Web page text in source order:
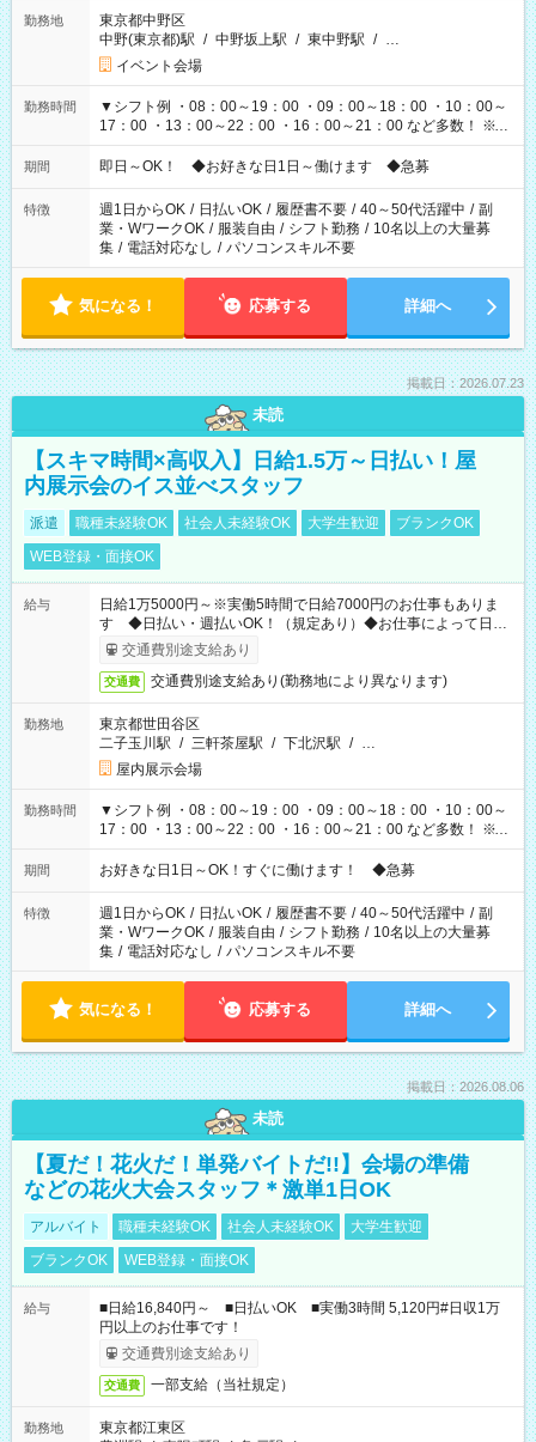
勤務地
東京都中野区
中野(東京都)駅 / 中野坂上駅 / 東中野駅 / …
イベント会場
勤務時間
▼シフト例 ・08：00～19：00 ・09：00～18：00 ・10：00～
17：00 ・13：00～22：00 ・16：00～21：00 など多数！ ※お
仕事により勤務時間が異なります
期間 即日～OK！ ◆お好きな日1日～働けます ◆急募
特徴 週1日からOK / 日払いOK / 履歴書不要 / 40～50代活躍中 / 副
業・WワークOK / 服装自由 / シフト勤務 / 10名以上の大量募
集 / 電話対応なし / パソコンスキル不要
気になる！ 応募する 詳細へ
掲載日：2026.07.23
未読
【スキマ時間×高収入】日給1.5万～日払い！屋
内展示会のイス並べスタッフ
派遣 職種未経験OK 社会人未経験OK 大学生歓迎
ブランクOK
WEB登録・面接OK
給与
日給1万5000円～※実働5時間で日給7000円のお仕事もありま
す ◆日払い・週払いOK！（規定あり）◆お仕事によって日給
も異なります
交通費別途支給あり
交通費 交通費別途支給あり(勤務地により異なります)
勤務地
東京都世田谷区
二子玉川駅 / 三軒茶屋駅 / 下北沢駅 / …
屋内展示会場
勤務時間
▼シフト例 ・08：00～19：00 ・09：00～18：00 ・10：00～
17：00 ・13：00～22：00 ・16：00～21：00 など多数！ ※お
仕事により勤務時間が異なります
期間 お好きな日1日～OK！すぐに働けます！ ◆急募
特徴 週1日からOK / 日払いOK / 履歴書不要 / 40～50代活躍中 / 副
業・WワークOK / 服装自由 / シフト勤務 / 10名以上の大量募
集 / 電話対応なし / パソコンスキル不要
気になる！ 応募する 詳細へ
掲載日：2026.08.06
未読
【夏だ！花火だ！単発バイトだ!!】会場の準備
などの花火大会スタッフ＊激単1日OK
アルバイト 職種未経験OK 社会人未経験OK
大学生歓迎
ブランクOK
WEB登録・面接OK
給与
■日給16,840円～ ■日払いOK ■実働3時間 5,120円#日収1万
円以上のお仕事です！
交通費別途支給あり
交通費 一部支給（当社規定）
勤務地
東京都江東区